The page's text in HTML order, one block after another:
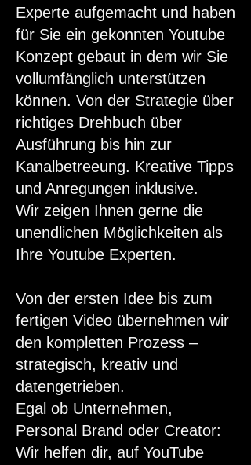
Experte aufgemacht und haben
für Sie ein gekonnten Youtube
Konzept gebaut in dem wir Sie
vollumfänglich unterstützen
können. Von der Strategie über
richtiges Drehbuch über
Ausführung bis hin zur
Kanalbetreeung. Kreative Tipps
und Anregungen inklusive.
Wir zeigen Ihnen gerne die
unendlichen Möglichkeiten als
Ihre Youtube Experten.
Von der ersten Idee bis zum
fertigen Video übernehmen wir
den kompletten Prozess –
strategisch, kreativ und
datengetrieben.
Egal ob Unternehmen,
Personal Brand oder Creator:
Wir helfen dir, auf YouTube